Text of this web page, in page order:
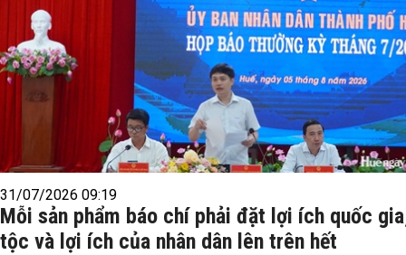
31/07/2026 09:19
Mỗi sản phẩm báo chí phải đặt lợi ích quốc
tộc và lợi ích của nhân dân lên trên hết